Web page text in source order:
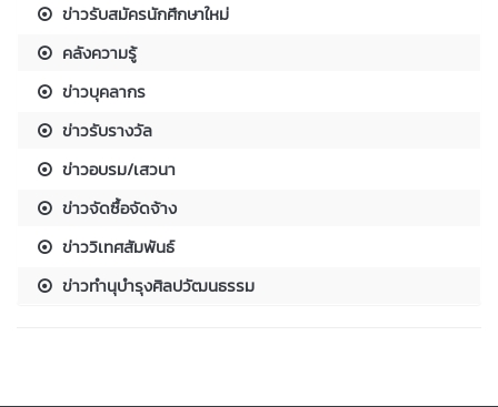
ข่าวรับสมัครนักศึกษาใหม่
คลังความรู้
ข่าวบุคลากร
ข่าวรับรางวัล
ข่าวอบรม/เสวนา
ข่าวจัดซื้อจัดจ้าง
ข่าววิเทศสัมพันธ์
ข่าวทำนุบำรุงศิลปวัฒนธรรม